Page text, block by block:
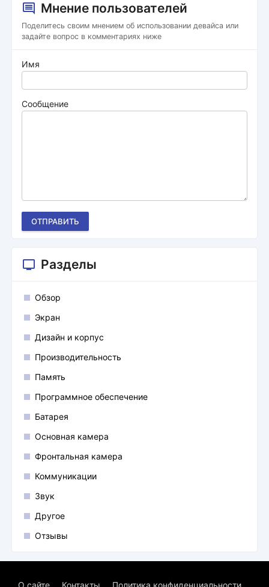
Мнение пользователей
Поделитесь своим мнением об использовании девайса или
задайте вопрос в комментариях ниже
Имя
Сообщение
ОТПРАВИТЬ
Разделы
Обзор
Экран
Дизайн и корпус
Производительность
Память
Программное обеспечение
Батарея
Основная камера
Фронтальная камера
Коммуникации
Звук
Другое
Отзывы
О сайте Контакты Политика конфиденциальности